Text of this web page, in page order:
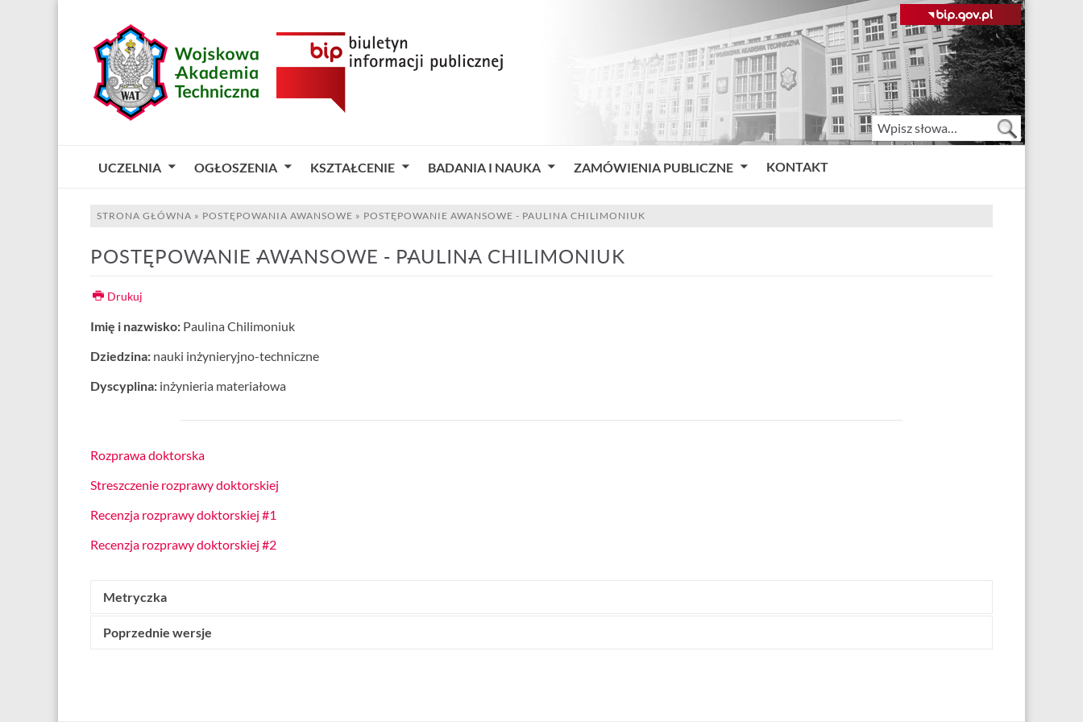
UCZELNIA OGŁOSZENIA KSZTAŁCENIE BADANIA I NAUKA ZAMÓWIENIA PUBLICZNE KONTAKT
STRONA GŁÓWNA » POSTĘPOWANIA AWANSOWE » POSTĘPOWANIE AWANSOWE - PAULINA CHILIMONIUK
POSTĘPOWANIE AWANSOWE - PAULINA CHILIMONIUK
Drukuj
Imię i nazwisko: Paulina Chilimoniuk
Dziedzina: nauki inżynieryjno-techniczne
Dyscyplina: inżynieria materiałowa
Rozprawa doktorska
Streszczenie rozprawy doktorskiej
Recenzja rozprawy doktorskiej #1
Recenzja rozprawy doktorskiej #2
Metryczka
Wytworzone przez:
Poprzednie wersje